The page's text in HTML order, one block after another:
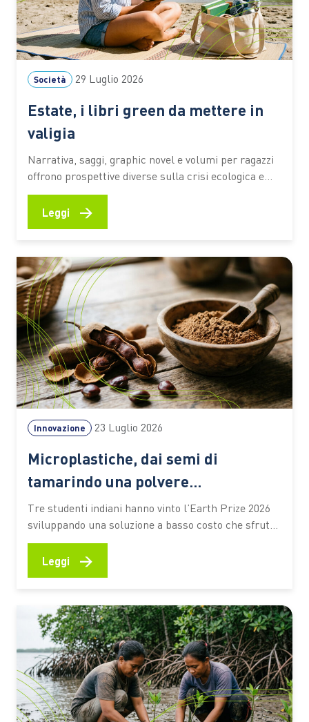
Società 29 Luglio 2026
Estate, i libri green da mettere in
valigia
Narrativa, saggi, graphic novel e volumi per ragazzi
offrono prospettive diverse sulla crisi ecologica e
sul rapporto tra persone e ambiente. I titoli
premiati dal Premio Demetra 2026 diventano una
selezione utile per riflettere su clima, turismo,
chi mette in valigia un…
Leggi →
Innovazione 23 Luglio 2026
Microplastiche, dai semi di
tamarindo una polvere
biodegradabile che depura l’acqua
senza elettricità
Tre studenti indiani hanno vinto l’Earth Prize 2026
sviluppando una soluzione a basso costo che sfrutta
materiali naturali e particelle magnetiche per
catturare gli inquinanti. Un’idea che potrebbe
ampliare l’accesso alle tecnologie di trattamento
tamarindo, una polvere biodegradabile e un
sistema…
Leggi →